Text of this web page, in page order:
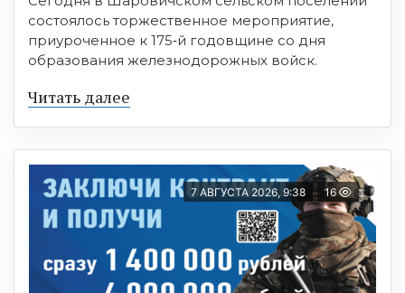
состоялось торжественное мероприятие,
приуроченное к 175‑й годовщине со дня
образования железнодорожных войск.
Читать далее
7 АВГУСТА 2026, 9:38 16